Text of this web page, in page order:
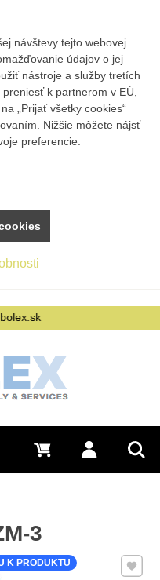
Prihlásiť sa
0 €
3
Pridať
K PRODUKTU
návštevy tejto webovej
údajov o jej
nástroje a služby tretích
k partnerom v EÚ,
„Prijať všetky cookies“
Nižšie môžete nájsť
preferencie.